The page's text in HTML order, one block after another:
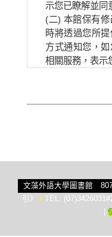
示您已瞭解並同
(二) 本館保有
時將透過您所
方式通知您，
相關服務，表示
文藻外語大學圖書館
引》
/TEL: